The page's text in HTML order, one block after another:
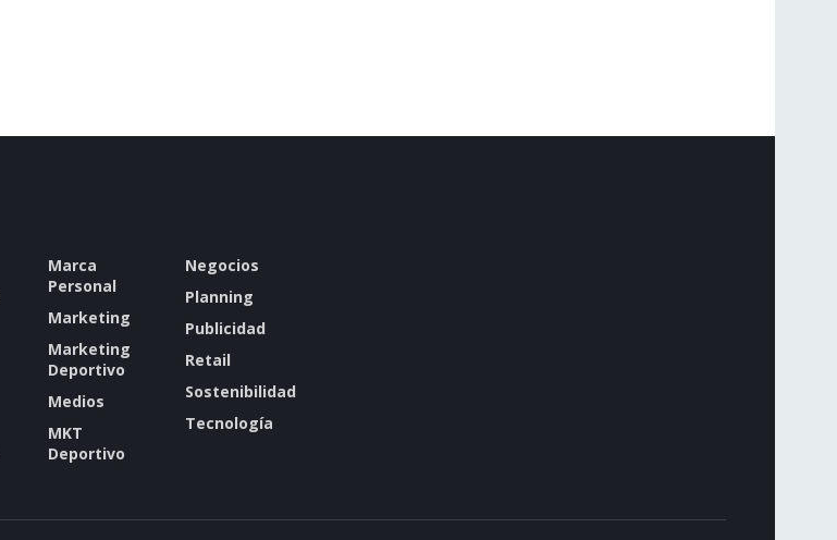
Marca
Personal
Marketing
Marketing
Deportivo
Medios
MKT
Deportivo
Negocios
Planning
Publicidad
Retail
Sostenibilidad
Tecnología